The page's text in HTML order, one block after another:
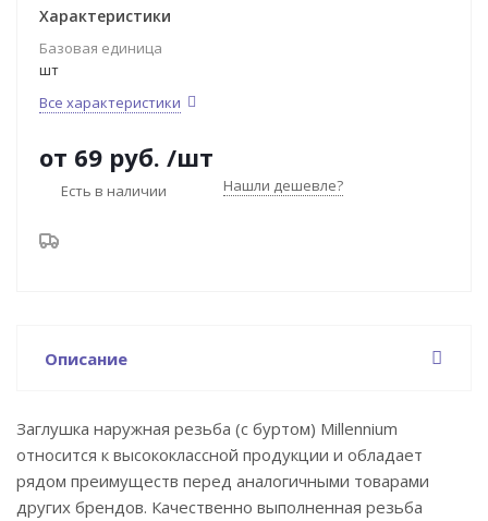
Характеристики
Базовая единица
шт
Все характеристики
от 69 руб. /шт
Есть в наличии Нашли дешевле?
Описание
Заглушка наружная резьба (с буртом) Millennium
относится к высококлассной продукции и обладает
рядом преимуществ перед аналогичными товарами
других брендов. Качественно выполненная резьба